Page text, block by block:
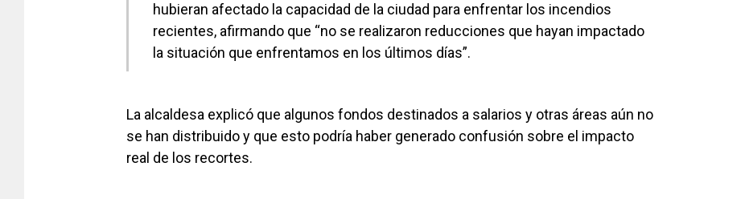
hubieran afectado la capacidad de la ciudad para enfrentar los incendios
recientes, afirmando que “no se realizaron reducciones que hayan impactado
la situación que enfrentamos en los últimos días”.
La alcaldesa explicó que algunos fondos destinados a salarios y otras áreas aún no
se han distribuido y que esto podría haber generado confusión sobre el impacto
real de los recortes.